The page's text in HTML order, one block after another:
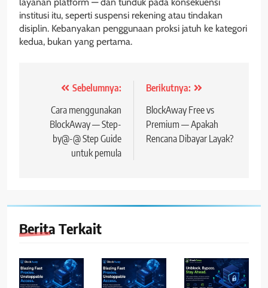
institusi itu, seperti suspensi rekening atau tindakan
disiplin. Kebanyakan penggunaan proksi jatuh ke kategori
kedua, bukan yang pertama.
Navigasi
posting
Sebelumnya:
Cara menggunakan
BlockAway — Step-
by@-@ Step Guide
untuk pemula
Berikutnya:
BlockAway Free vs
Premium — Apakah
Rencana Dibayar Layak?
Berita Terkait